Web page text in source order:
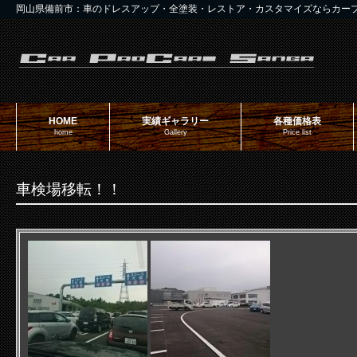
岡山県備前市：車のドレスアップ・全塗装・レストア・カスタマイズならカー
HOME
home
実績ギャラリー
Gallery
各種価格表
Price list
車検場移転！！